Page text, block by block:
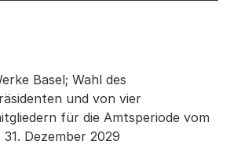
Ausgewählten Geschäft
Basel; Wahl des
und von vier
für die Amtsperiode vom
Dezember 2029